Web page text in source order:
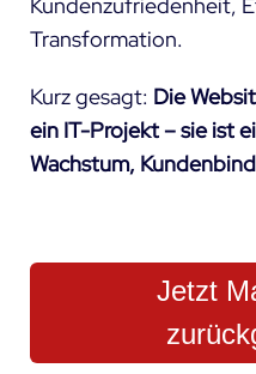
Kundenzufriedenheit,
Transformation.
Kurz gesagt: Die
ein IT-Projekt – sie ist
Wachstum,
Jetzt